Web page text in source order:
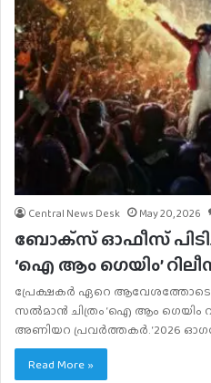
Central News Desk May 20, 2026
ബോക്‌സ് ഓഫീസ്
‘ഐ ആം ഗെയിം’
പ്രേക്ഷകര്‍ ഏറെ ആവേശത്തോടെ
സല്‍മാന്‍ ചിത്രം ‘ഐ ആം ഗെയിം
അണിയറ പ്രവര്‍ത്തകര്‍. ‘2026
Read More »